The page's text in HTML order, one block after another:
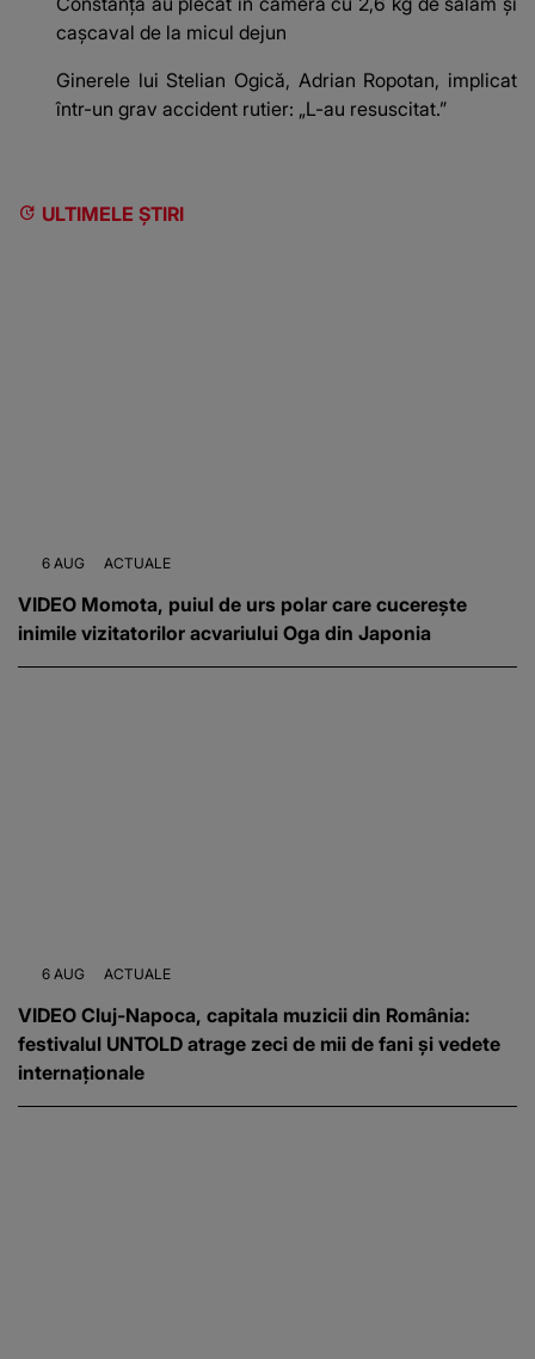
cașcaval de la micul dejun
Ginerele lui Stelian Ogică, Adrian Ropotan, implicat
într-un grav accident rutier: „L-au resuscitat.”
ULTIMELE ȘTIRI
6 AUG ACTUALE
VIDEO Momota, puiul de urs polar care cucerește
inimile vizitatorilor acvariului Oga din Japonia
6 AUG ACTUALE
VIDEO Cluj-Napoca, capitala muzicii din România:
festivalul UNTOLD atrage zeci de mii de fani și vedete
internaționale